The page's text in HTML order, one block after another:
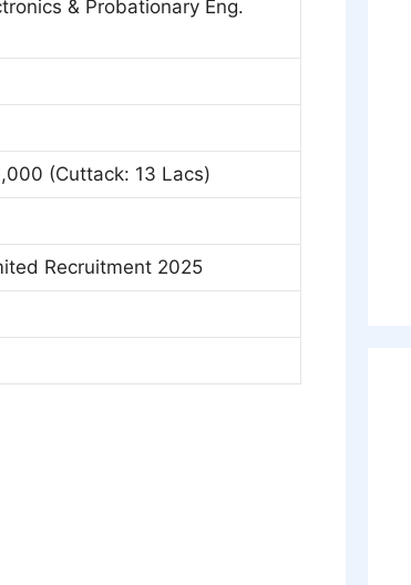
& Probationary Eng.
(Cuttack: 13 Lacs)
Recruitment 2025